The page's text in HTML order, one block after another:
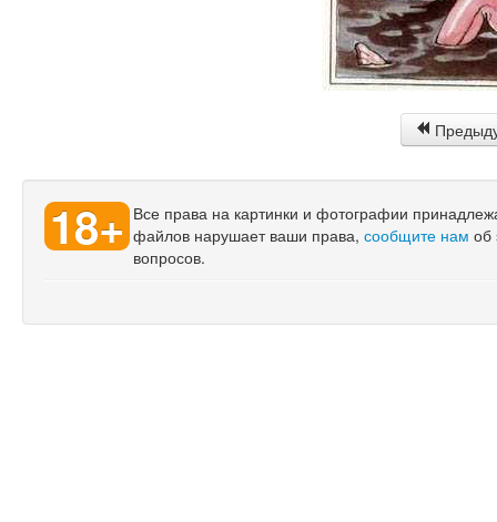
18+ Все права на картинки и фотографии
файлов нарушает ваши права, сообщите нам об
вопросов.